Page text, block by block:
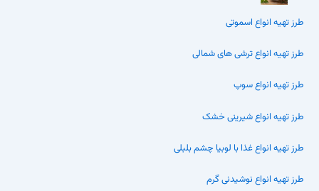
طرز تهیه انواع اسموتی
طرز تهیه انواع ترشی های شمالی
طرز تهیه انواع سوپ
طرز تهیه انواع شیرینی خشک
طرز تهیه انواع غذا با لوبیا چشم بلبلی
طرز تهیه انواع نوشیدنی گرم